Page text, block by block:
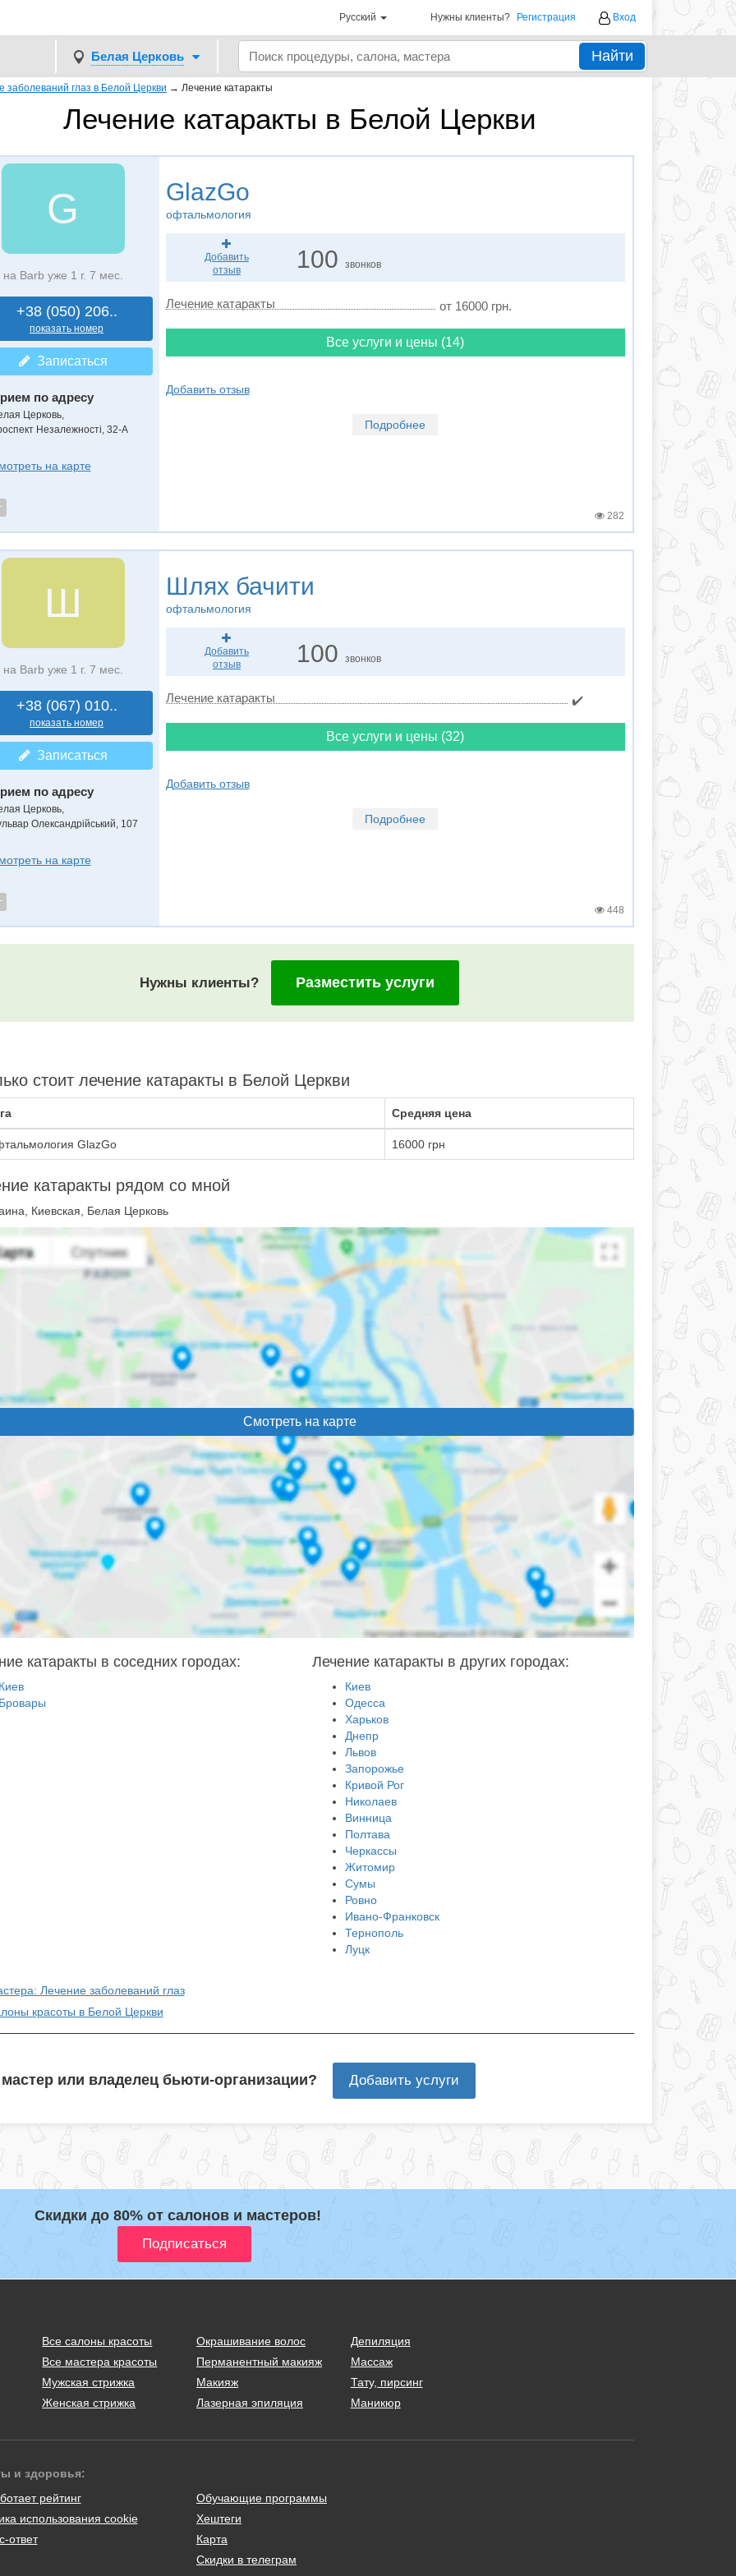
Русский Нужны клиенты? Регистрация Вход
Белая Церковь Найти
заболеваний глаз в Белой Церкви → Лечение катаракты
Лечение катаракты в Белой Церкви
G
на Barb уже 1 г. 7 мес.
+38 (050) 206..
показать номер
Записаться
по адресу
Церковь,
Незалежності, 32-А
на карте
GlazGo
офтальмология
Добавить
отзыв
100звонков
Лечение катаракты от 16000 грн.
Все услуги и цены (14)
Добавить отзыв
Подробнее
282
Ш
на Barb уже 1 г. 7 мес.
+38 (067) 010..
показать номер
Записаться
по адресу
Церковь,
Олександрійський, 107
на карте
Шлях бачити
офтальмология
Добавить
отзыв
100звонков
Лечение катаракты ✔️
Все услуги и цены (32)
Добавить отзыв
Подробнее
448
Нужны клиенты? Разместить услуги
стоит лечение катаракты в Белой Церкви
Средняя цена
GlazGo 16000 грн
катаракты рядом со мной
Киевская, Белая Церковь
Смотреть на карте
катаракты в соседних городах: Лечение катаракты в других городах:
Киев
Одесса
Харьков
Днепр
Львов
Запорожье
Кривой Рог
Николаев
Винница
Полтава
Черкассы
Житомир
Сумы
Ровно
Ивано-Франковск
Тернополь
Луцк
Лечение заболеваний глаз
красоты в Белой Церкви
или владелец бьюти-организации? Добавить услуги
Скидки до 80% от салонов и мастеров!
Все салоны красоты
Все мастера красоты
Мужская стрижка
Женская стрижка
Окрашивание волос
Перманентный макияж
Макияж
Лазерная эпиляция
Депиляция
Массаж
Тату, пирсинг
Маникюр
и здоровья:
рейтинг
использования cookie
ответ
Обучающие программы
Хештеги
Карта
Скидки в телеграм